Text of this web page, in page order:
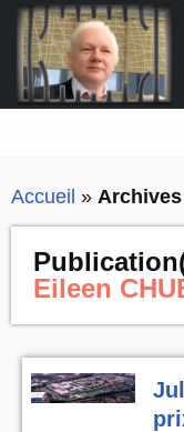
Aller
au
contenu
Accueil »
Eileen